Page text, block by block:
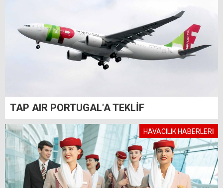
TAP AIR PORTUGAL'A TEKLİF
HAVACILIK HABERLERİ